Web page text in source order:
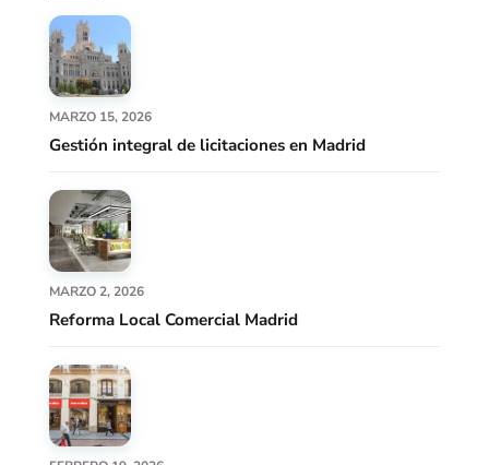
MARZO 15, 2026
Gestión integral de licitaciones en Madrid
MARZO 2, 2026
Reforma Local Comercial Madrid